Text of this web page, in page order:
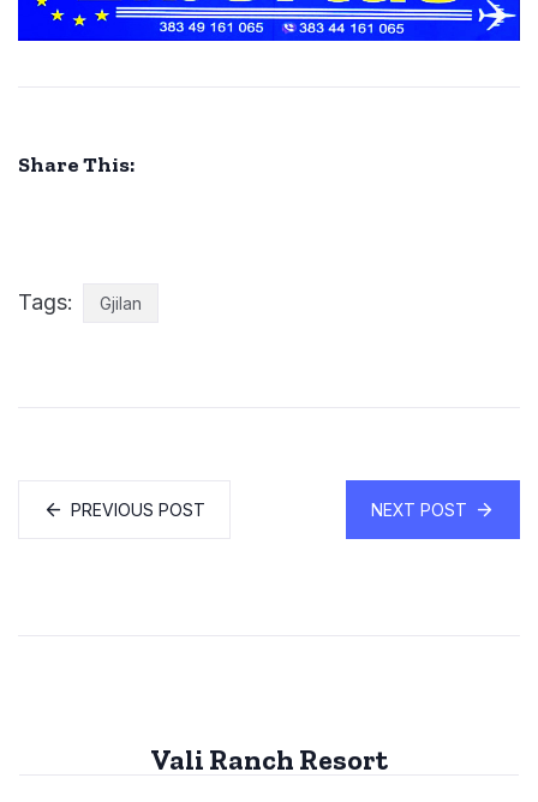
Share This:
Tags: Gjilan
PREVIOUS POST NEXT POST
Vali Ranch Resort